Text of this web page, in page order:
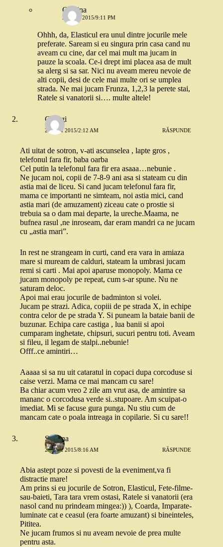
Cristina
28 MAI 2015/9:11 PM
Ohhh, da, Elasticul era unul dintre jocurile mele
preferate. Saream si eu singura prin casa cand nu
aveam cu cine, dar cel mai mult ma jucam in
pauze la scoala. Ce-i drept imi placea asa de mult
sa alerg si sa sar. Nici nu aveam mereu nevoie de
alti copii, desi de cele mai multe ori se umplea
strada. Ne mai jucam Frunza, 1,2,3 la perete stai,
Ratele si vanatorii si…. multe altele!
Georgi
29 MAI 2015/2:12 AM RĂSPUNDE
Ati uitat de sotron, v-ati ascunselea , lapte gros ,
telefonul fara fir, baba oarba
Cel putin la telefonul fara fir era asaaa…nebunie .
Ne jucam noi, copii de 7-8-9 ani asa si stateam cu din
astia mai de liceu. Si cand jucam telefonul fara fir,
mama ce importanti ne simteam, noi astia mici, cand
astia mari (de amuzament) ziceau cate o prostie si
trebuia sa o dam mai departe, la ureche.Maama, ne
bufnea rasul ,ne inroseam, dar eram mandri ca ne jucam
cu „astia mari”.
In rest ne strangeam in curti, cand era vara in amiaza
mare si muream de calduri, stateam la umbrasi jucam
remi si carti . Mai apoi aparuse monopoly. Mama ce
jucam monopoly pe repeat, cum s-ar spune. Nu ne
saturam deloc.
Apoi mai erau jocurile de badminton si volei.
Jucam pe strazi. Adica, copiii de pe strada X, in echipe
contra celor de pe strada Y. Si puneam la bataie banii de
buzunar. Echipa care castiga , lua banii si apoi
cumparam inghetate, chipsuri, sucuri pentru toti. Aveam
si fileu, il legam de stalpi..nebunie!
Offf..ce amintiri…
Aaaaa si sa nu uit cataratul in copaci dupa corcoduse si
caise verzi. Mama ce mai mancam cu sare!
Ba chiar acum vreo 2 zile am vrut asa, de amintire sa
mananc o corcodusa verde si..stupoare. Am scuipat-o
imediat. Mi se facuse gura punga. Nu stiu cum de
mancam cate o poala intreaga in copilarie. Si cu sare!!
Simona
29 MAI 2015/8:16 AM RĂSPUNDE
Abia astept poze si povesti de la eveniment,va fi
distractie mare!
Am prins si eu jocurile de Sotron, Elasticul, Fete-filme-
sau-baieti, Tara tara vrem ostasi, Ratele si vanatorii (era
nasol cand nu prindeam mingea:)) ), Coarda, Imparate-
luminate cat e ceasul (era foarte amuzant) si bineinteles,
Pititea.
Ne jucam frumos si nu aveam nevoie de prea multe
pentru asta.